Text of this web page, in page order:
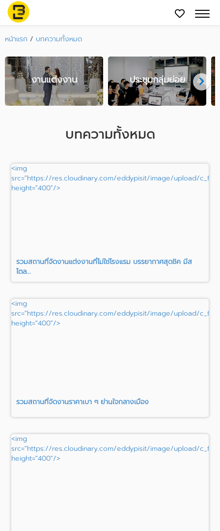
หน้าแรก / บทความทั้งหมด
งานแต่งงาน ประชุมกลุ่มย่อย
บทความทั้งหมด
<img
src="https://res.cloudinary.com/eddypisit/image/upload/
height="400"/>
รวมสถานที่จัดงานแต่งงานที่ไม่ใช่โรงแรม บรรยากาศสุดชิค มีส
ไตล...
<img
src="https://res.cloudinary.com/eddypisit/image/upload/
height="400"/>
รวมสถานที่จัดงานราคาเบา ๆ ย่านใจกลางเมือง
<img
src="https://res.cloudinary.com/eddypisit/image/upload/
height="400"/>